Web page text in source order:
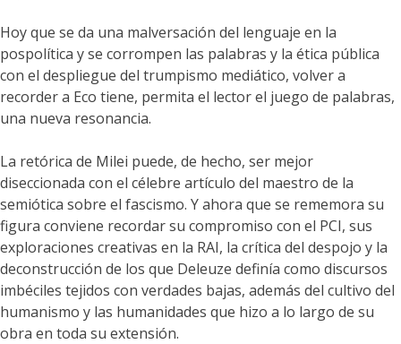
Hoy que se da una malversación del lenguaje en la
pospolítica y se corrompen las palabras y la ética pública
con el despliegue del trumpismo mediático, volver a
recorder a Eco tiene, permita el lector el juego de palabras,
una nueva resonancia.
La retórica de Milei puede, de hecho, ser mejor
diseccionada con el célebre artículo del maestro de la
semiótica sobre el fascismo. Y ahora que se rememora su
figura conviene recordar su compromiso con el PCI, sus
exploraciones creativas en la RAI, la crítica del despojo y la
deconstrucción de los que Deleuze definía como discursos
imbéciles tejidos con verdades bajas, además del cultivo del
humanismo y las humanidades que hizo a lo largo de su
obra en toda su extensión.